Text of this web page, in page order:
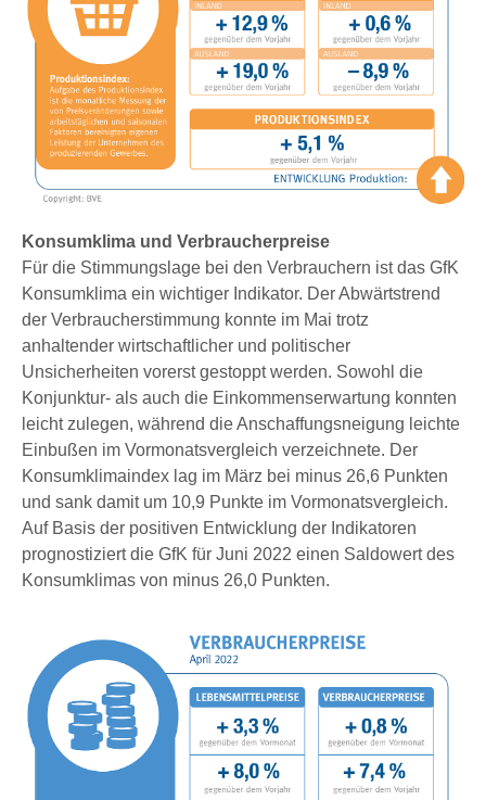
Konsumklima und Verbraucherpreise
Für die Stimmungslage bei den Verbrauchern ist das GfK
Konsumklima ein wichtiger Indikator. Der Abwärtstrend
der Verbraucherstimmung konnte im Mai trotz
anhaltender wirtschaftlicher und politischer
Unsicherheiten vorerst gestoppt werden. Sowohl die
Konjunktur- als auch die Einkommenserwartung konnten
leicht zulegen, während die Anschaffungsneigung leichte
Einbußen im Vormonatsvergleich verzeichnete. Der
Konsumklimaindex lag im März bei minus 26,6 Punkten
und sank damit um 10,9 Punkte im Vormonatsvergleich.
Auf Basis der positiven Entwicklung der Indikatoren
prognostiziert die GfK für Juni 2022 einen Saldowert des
Konsumklimas von minus 26,0 Punkten.